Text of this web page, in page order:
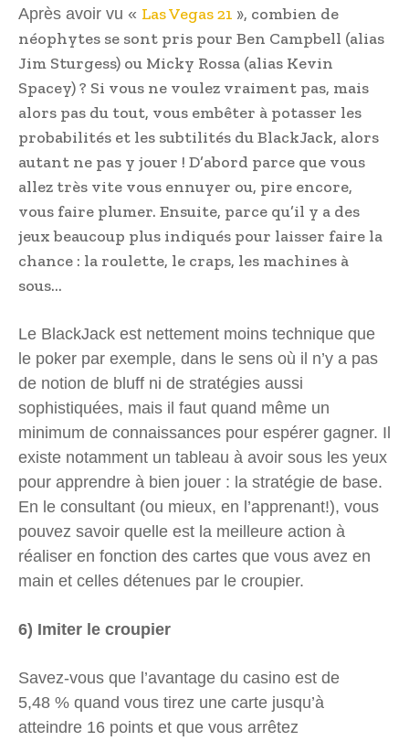
Après avoir vu « Las Vegas 21 », combien de
néophytes se sont pris pour Ben Campbell (alias
Jim Sturgess) ou Micky Rossa (alias Kevin
Spacey) ? Si vous ne voulez vraiment pas, mais
alors pas du tout, vous embêter à potasser les
probabilités et les subtilités du BlackJack, alors
autant ne pas y jouer ! D’abord parce que vous
allez très vite vous ennuyer ou, pire encore,
vous faire plumer. Ensuite, parce qu’il y a des
jeux beaucoup plus indiqués pour laisser faire la
chance : la roulette, le craps, les machines à
sous…
Le BlackJack est nettement moins technique que
le poker par exemple, dans le sens où il n’y a pas
de notion de bluff ni de stratégies aussi
sophistiquées, mais il faut quand même un
minimum de connaissances pour espérer gagner. Il
existe notamment un tableau à avoir sous les yeux
pour apprendre à bien jouer : la stratégie de base.
En le consultant (ou mieux, en l’apprenant!), vous
pouvez savoir quelle est la meilleure action à
réaliser en fonction des cartes que vous avez en
main et celles détenues par le croupier.
6) Imiter le croupier
Savez-vous que l’avantage du casino est de
5,48 % quand vous tirez une carte jusqu’à
atteindre 16 points et que vous arrêtez